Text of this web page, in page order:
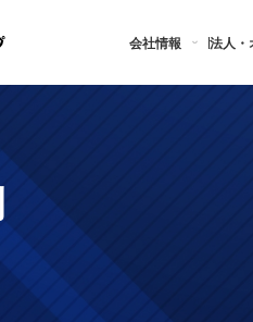
会社情報 法人・